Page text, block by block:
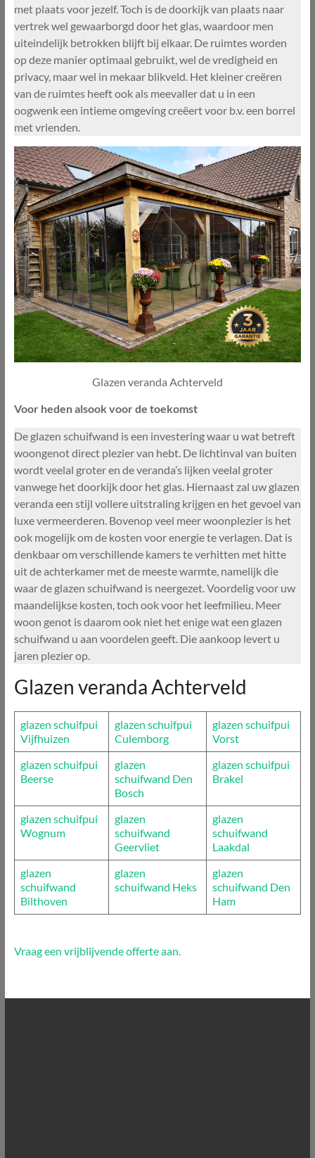
met plaats voor jezelf. Toch is de doorkijk van plaats naar
vertrek wel gewaarborgd door het glas, waardoor men
uiteindelijk betrokken blijft bij elkaar. De ruimtes worden
op deze manier optimaal gebruikt, wel de vredigheid en
privacy, maar wel in mekaar blikveld. Het kleiner creëren
van de ruimtes heeft ook als meevaller dat u in een
oogwenk een intieme omgeving creëert voor b.v. een borrel
met vrienden.
Glazen veranda Achterveld
Voor heden alsook voor de toekomst
De glazen schuifwand is een investering waar u wat betreft
woongenot direct plezier van hebt. De lichtinval van buiten
wordt veelal groter en de veranda’s lijken veelal groter
vanwege het doorkijk door het glas. Hiernaast zal uw glazen
veranda een stijl vollere uitstraling krijgen en het gevoel van
luxe vermeerderen. Bovenop veel meer woonplezier is het
ook mogelijk om de kosten voor energie te verlagen. Dat is
denkbaar om verschillende kamers te verhitten met hitte
uit de achterkamer met de meeste warmte, namelijk die
waar de glazen schuifwand is neergezet. Voordelig voor uw
maandelijkse kosten, toch ook voor het leefmilieu. Meer
woon genot is daarom ook niet het enige wat een glazen
schuifwand u aan voordelen geeft. Die aankoop levert u
jaren plezier op.
Glazen veranda Achterveld
glazen schuifpui
Vijfhuizen
glazen schuifpui
Culemborg
glazen schuifpui
Vorst
glazen schuifpui
Beerse
glazen
schuifwand Den
Bosch
glazen schuifpui
Brakel
glazen schuifpui
Wognum
glazen
schuifwand
Geervliet
glazen
schuifwand
Laakdal
glazen
schuifwand
Bilthoven
glazen
schuifwand Heks
glazen
schuifwand Den
Ham
Vraag een vrijblijvende offerte aan.